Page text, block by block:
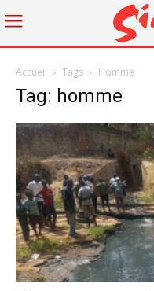
Accueil Tags Homme
Tag: homme